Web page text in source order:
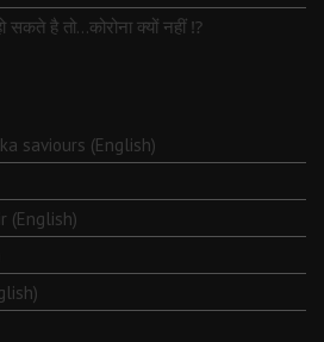
है तो…कोरोना क्यों नहीं ⁉️
saviours (English)
(English)